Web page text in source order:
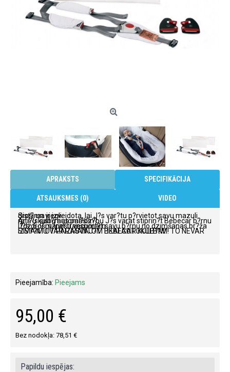
APRAKSTS SPECIFIKĀCIJA
ATSAUKSMES (0) VIDEO
Sist?ma ir izveidota, lai J?s var?tu p?rvietot savu mazuli droši un viegli.
Ar š?s sist?mas pal?dz?bu J?s varat stiprin?t Bebecar b?rnu rati?u kulbu automaš?n?.
J?s droši varat transport?t savu b?rnu no dzimšanas br?ža l?dz 6-9 m?nešu vecumam.
SIST?MU VAR IZMANTOT TIKAI AUTOKULB?M! TO NEVAR IZMANTOT PARASTAJ?M BEBECAR KULB?M!
Pieejamība: Pieejams
95,00 €
Bez nodokļa: 78,51 €
Papildu iespējas: